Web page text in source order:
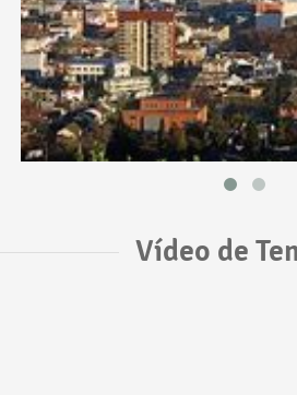
Vídeo de